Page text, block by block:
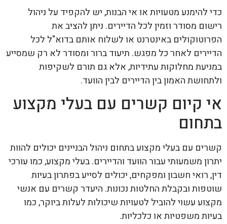
כדי להימנע מטעויות או אי הבנות, יש להקפיד על ניהול
רישום מסודר וזמין לכל הדיירים. ניתן להציב את
הפרוטוקולים באינטרנט או לשלוח אותם בדוא"ל לכל
הדיירים לאחר כל מפגש. תיעוד ברור ומסודר לא רק שמסייע
במניעת מחלוקות עתידיות, אלא גם תורם לשקיפות
ולתחושת האמון בין הדיירים לבין הוועד.
אי קיום קשרים עם בעלי מקצוע
בתחום
קשרים עם בעלי מקצוע בתחום ניהול הבניינים יכולים להוות
יתרון משמעותי עבור הוועד והדיירים. בעלי מקצוע, כמו עורכי
דין, רואי חשבון ומפקחים, יכולים לסייע בפתרון בעיות
שוטפות ובקבלת החלטות נכונות. היעדר קשרים עם אנשי
מקצוע עשוי להוביל לטעויות שיכולות לעלות ביוקר, כמו
בעיות משפטיות או כלכליות.